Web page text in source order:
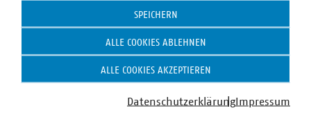
SPEICHERN
ALLE COOKIES ABLEHNEN
ALLE COOKIES AKZEPTIEREN
DatenschutzerklärungImpressum